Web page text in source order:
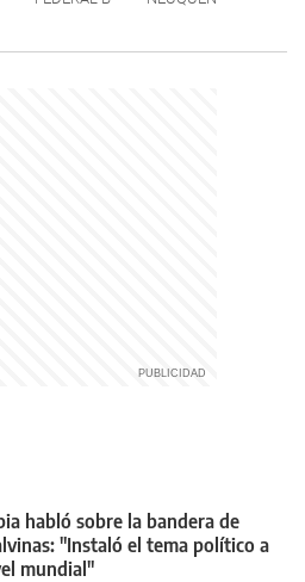
habló sobre la bandera de
"Instaló el tema político a
mundial"